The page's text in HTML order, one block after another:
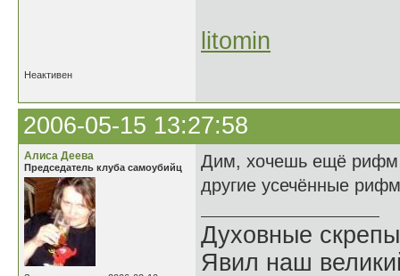
litomin
Неактивен
2006-05-15 13:27:58
Алиса Деева
Председатель клуба самоубийц
Дим, хочешь ещё рифм
другие усечённые
Духовные
Явил наш